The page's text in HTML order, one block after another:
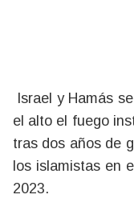
Israel y Hamás
el alto el fuego
tras dos años de
los islamistas en
2023.